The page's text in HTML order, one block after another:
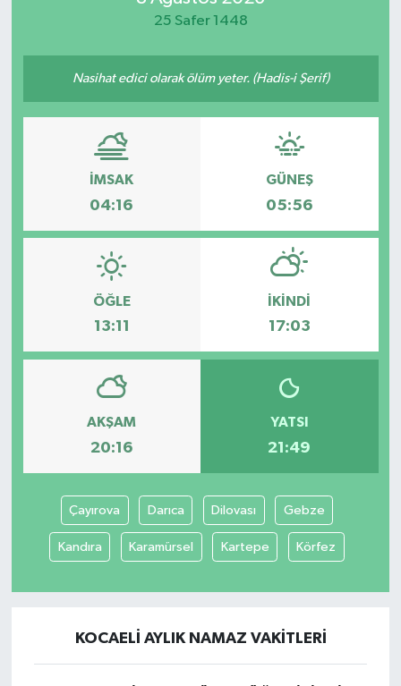
25 Safer 1448
Nasihat edici olarak ölüm yeter. (Hadis-i Şerif)
İMSAK
04:16
GÜNEŞ
05:56
ÖĞLE
13:11
İKINDI
17:03
AKŞAM
20:16
YATSI
21:49
Çayırova Darıca Dilovası Gebze
Kandıra Karamürsel Kartepe Körfez
KOCAELI AYLIK NAMAZ VAKITLERI